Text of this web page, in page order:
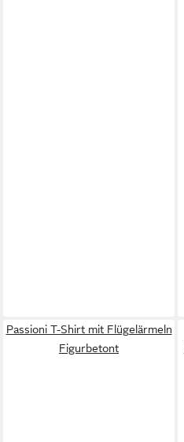
Passioni T-Shirt mit Flügelärmeln
Figurbetont